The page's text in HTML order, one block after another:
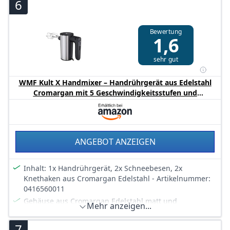
Sonderzubehör: Anschlussmöglichkeit eines
Lieferumfang: Handrührer, 2 FineCreamerTurbobesen,
2 Edelstahl-Knethaken
6
Bewertung
1,6
sehr gut
WMF Kult X Handmixer – Handrührgerät aus Edelstahl
Cromargan mit 5 Geschwindigkeitsstufen und
Turbofunktion, leistungsstark, Küchenmixer zum
Rühren, Kneten und Aufschlagen, ergonomisch, leise,
schwarz
ANGEBOT ANZEIGEN
Inhalt: 1x Handrührgerät, 2x Schneebesen, 2x
Knethaken aus Cromargan Edelstahl - Artikelnummer:
0416560011
Gehäuse aus Cromargan Edelstahl matt und
hochwertigen Kunststoffelementen
Leistung: 400 Watt. Fünf Geschwindigkeitsstufen (für
Mehr anzeigen...